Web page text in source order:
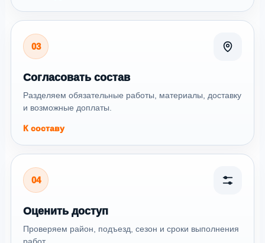
03
Согласовать состав
Разделяем обязательные работы, материалы, доставку
и возможные доплаты.
К составу
04
Оценить доступ
Проверяем район, подъезд, сезон и сроки выполнения
работ.